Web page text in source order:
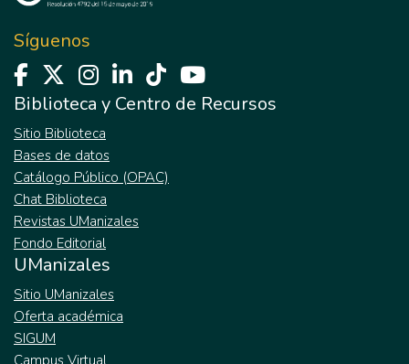
Síguenos
Biblioteca y Centro de Recursos
Sitio Biblioteca
Bases de datos
Catálogo Público (OPAC)
Chat Biblioteca
Revistas UManizales
Fondo Editorial
UManizales
Sitio UManizales
Oferta académica
SIGUM